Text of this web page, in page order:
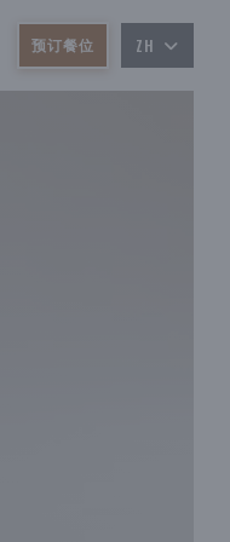
预订餐位 ZH